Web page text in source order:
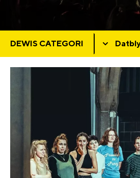
DEWIS CATEGORI